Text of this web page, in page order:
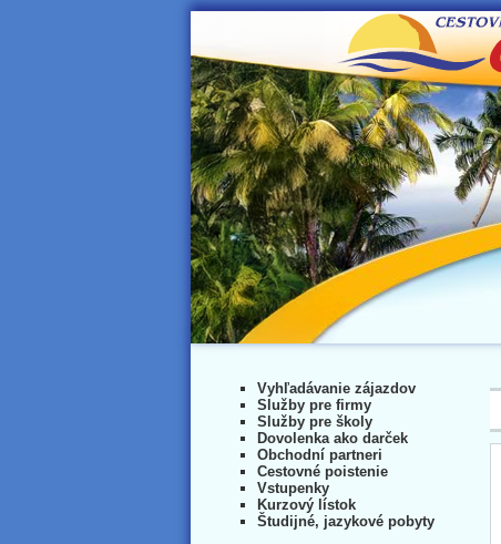
Vyhľadávanie zájazdov
Služby pre firmy
Služby pre školy
Dovolenka ako darček
Obchodní partneri
Cestovné poistenie
Vstupenky
Kurzový lístok
Študijné, jazykové pobyty